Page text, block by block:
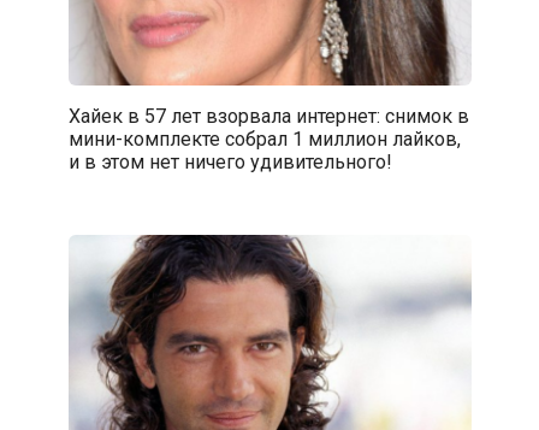
Хайек в 57 лет взорвала интернет: снимок в
мини-комплекте собрал 1 миллион лайков,
и в этом нет ничего удивительного!